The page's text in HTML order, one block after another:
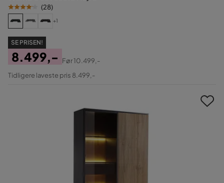
(28)
+1
SE PRISEN!
Pris
8.499,-
Original
Før10.499,-
Tidligere laveste pris 8.499,-